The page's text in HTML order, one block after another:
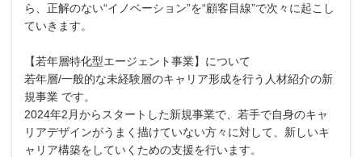
ら、正解のない“イノベーション”を“顧客目線”で次々に起こし
ていきます。
【若年層特化型エージェント事業】について
若年層/一般的な未経験層のキャリア形成を行う人材紹介の新
規事業 です。
2024年2月からスタートした新規事業で、若手で自身のキャ
リアデザインがうまく描けていない方々に対して、新しいキ
ャリア構築をしていくための支援を行います。